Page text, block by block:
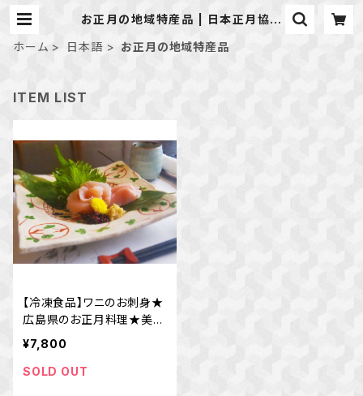
お正月の地域特産品 | 日本正月協会
ホーム
日本語 お正月の地域特産品
ITEM LIST
【冷凍食品】ワニのお刺身★
広島県のお正月料理★美肌
効果☆サカナ嫌い・美食家
にも☆
¥7,800
SOLD OUT